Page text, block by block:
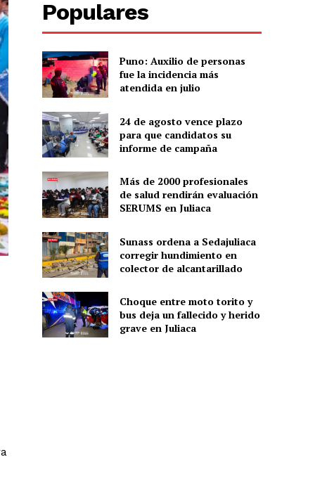
Populares
Puno: Auxilio de personas
fue la incidencia más
atendida en julio
24 de agosto vence plazo
para que candidatos su
informe de campaña
Más de 2000 profesionales
de salud rendirán evaluación
SERUMS en Juliaca
Sunass ordena a Sedajuliaca
corregir hundimiento en
colector de alcantarillado
Choque entre moto torito y
bus deja un fallecido y herido
grave en Juliaca